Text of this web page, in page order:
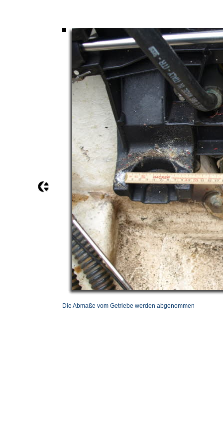
Die Abmaße vom Getriebe werden abgenommen